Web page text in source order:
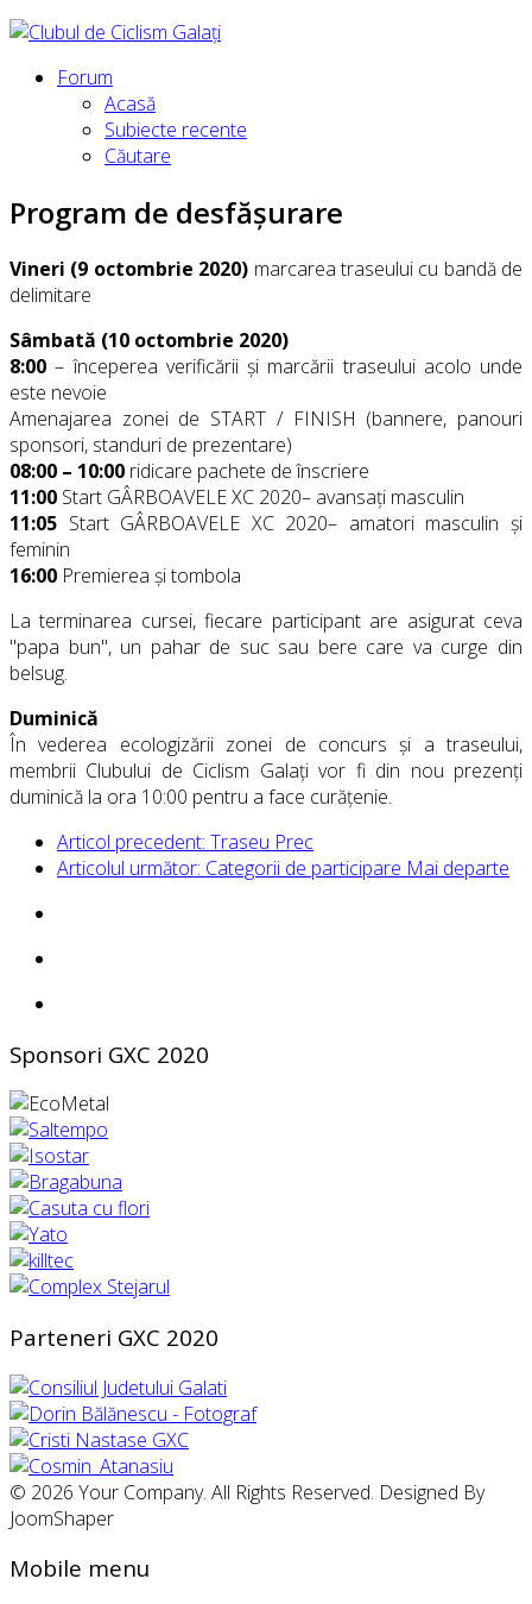
Forum
Acasă
Subiecte recente
Căutare
Program de desfășurare
Vineri (9 octombrie 2020) marcarea traseului cu bandă de
delimitare
Sâmbată (10 octombrie 2020)
8:00 – începerea verificării și marcării traseului acolo unde
este nevoie
Amenajarea zonei de START / FINISH (bannere, panouri
sponsori, standuri de prezentare)
08:00 – 10:00 ridicare pachete de înscriere
11:00 Start GÂRBOAVELE XC 2020– avansați masculin
11:05 Start GÂRBOAVELE XC 2020– amatori masculin și
feminin
16:00 Premierea și tombola
La terminarea cursei, fiecare participant are asigurat ceva
"papa bun", un pahar de suc sau bere care va curge din
belsug.
Duminică
În vederea ecologizării zonei de concurs și a traseului,
membrii Clubului de Ciclism Galaţi vor fi din nou prezenți
duminică la ora 10:00 pentru a face curățenie.
Articol precedent: Traseu Prec
Articolul următor: Categorii de participare Mai departe
Sponsori GXC 2020
Parteneri GXC 2020
© 2026 Your Company. All Rights Reserved. Designed By
JoomShaper
Mobile menu